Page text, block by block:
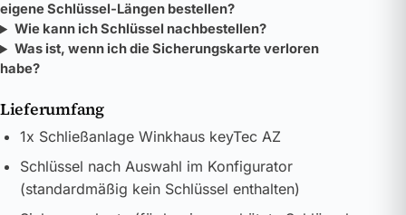
eigene Schlüssel-Längen bestellen?
Wie kann ich Schlüssel nachbestellen?
Was ist, wenn ich die Sicherungskarte verloren
habe?
Lieferumfang
1x Schließanlage Winkhaus keyTec AZ
Schlüssel nach Auswahl im Konfigurator
(standardmäßig kein Schlüssel enthalten)